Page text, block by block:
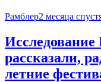
Рамблер2 месяца
рассказали,
летние